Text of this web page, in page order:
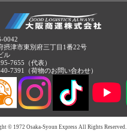
0042
摂津市東別府三丁目1番22号
ル
7655（代表）
7391（荷物のお問い合わせ）
© 1972 Osaka-Syoun Express All Rights Reserved.